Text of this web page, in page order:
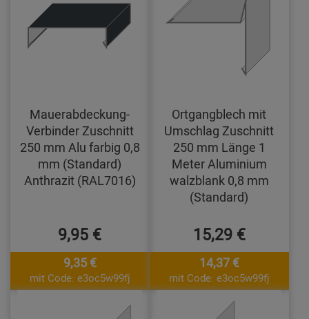
Mauerabdeckung-
Verbinder Zuschnitt
250 mm Alu farbig 0,8
mm (Standard)
Anthrazit (RAL7016)
9,95 €
9,35 €
mit Code: e3oc5w99fj
Ortgangblech mit
Umschlag Zuschnitt
250 mm Länge 1
Meter Aluminium
walzblank 0,8 mm
(Standard)
15,29 €
14,37 €
mit Code: e3oc5w99fj